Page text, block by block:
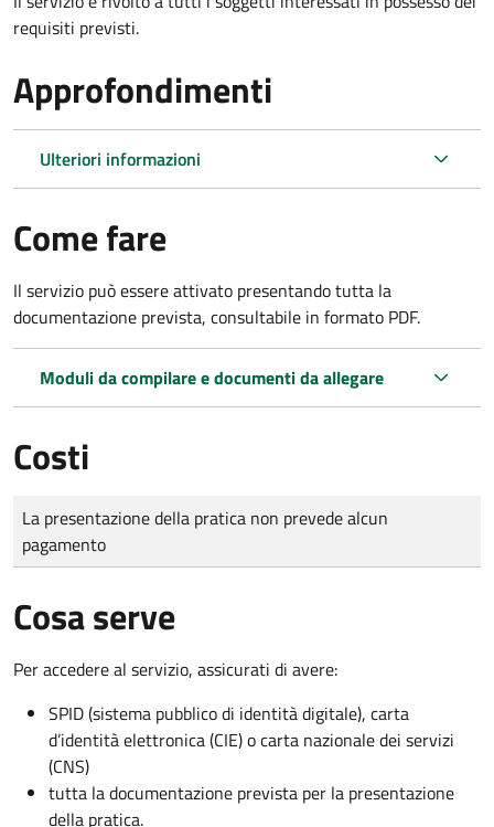
requisiti previsti.
Approfondimenti
Ulteriori informazioni
Come fare
Il servizio può essere attivato presentando tutta la
documentazione prevista, consultabile in formato PDF.
Moduli da compilare e documenti da allegare
Costi
Tipo di pagamento
Importo
La presentazione della pratica non prevede alcun
pagamento
Cosa serve
Per accedere al servizio, assicurati di avere:
SPID (sistema pubblico di identità digitale), carta
d’identità elettronica (CIE) o carta nazionale dei servizi
(CNS)
tutta la documentazione prevista per la presentazione
della pratica.